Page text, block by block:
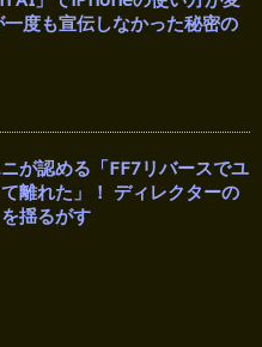
度も宣伝しなかった秘密の
ニが認める「FF7リバースでユ
離れた」！ ディレクターの
揺るがす